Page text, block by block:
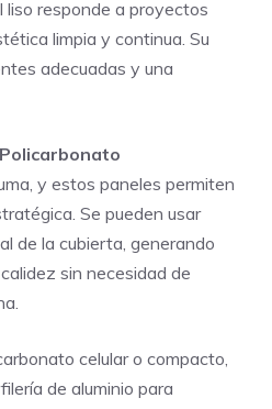
liso responde a proyectos
limpia y continua. Su
adecuadas y una
y estos paneles permiten
Se pueden usar
de la cubierta, generando
sin necesidad de
celular o compacto,
de aluminio para